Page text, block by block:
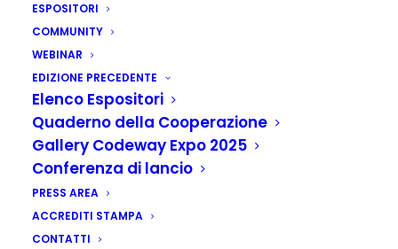
ESPOSITORI
COMMUNITY
WEBINAR
EDIZIONE PRECEDENTE
Elenco Espositori
Quaderno della Cooperazione
Gallery Codeway Expo 2025
Conferenza di lancio
PRESS AREA
ACCREDITI STAMPA
CONTATTI